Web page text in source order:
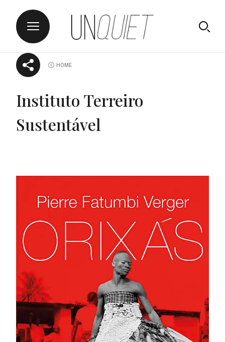
Skip
UNQUIET
Proudly
HOME
Instituto Terreiro
Sustentável